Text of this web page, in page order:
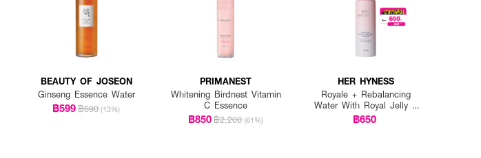
BEAUTY OF JOSEON
Ginseng Essence Water
฿599฿690 (13%)
PRIMANEST
Whitening Birdnest Vitamin
C Essence
฿850฿2,200 (61%)
HER HYNESS
Royale + Rebalancing
Water With Royal Jelly &
Deep Sea Kelp
฿650